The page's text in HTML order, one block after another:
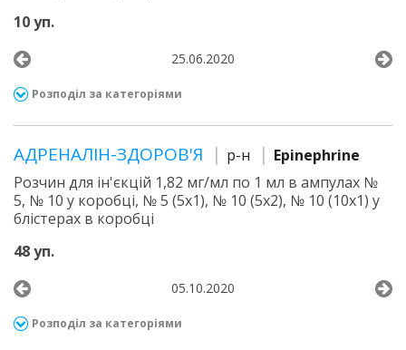
10 уп.
25.06.2020
Розподіл за категоріями
АДРЕНАЛІН-ЗДОРОВ'Я р-н
Epinephrine
Розчин для ін'єкцій 1,82 мг/мл по 1 мл в ампулах №
5, № 10 у коробці, № 5 (5х1), № 10 (5х2), № 10 (10х1) у
блістерах в коробці
48 уп.
05.10.2020
Розподіл за категоріями